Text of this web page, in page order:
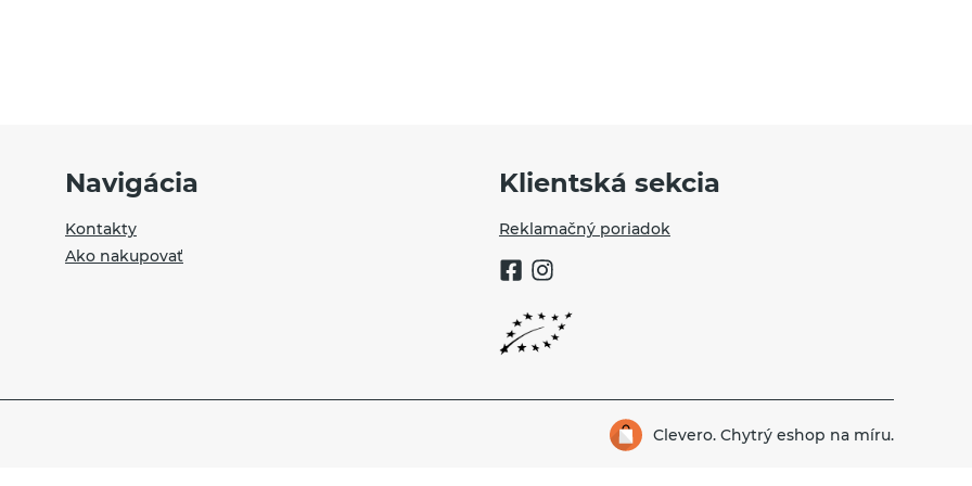
Navigácia
Kontakty
Ako nakupovať
Klientská sekcia
Reklamačný poriadok
Clevero. Chytrý eshop na míru.